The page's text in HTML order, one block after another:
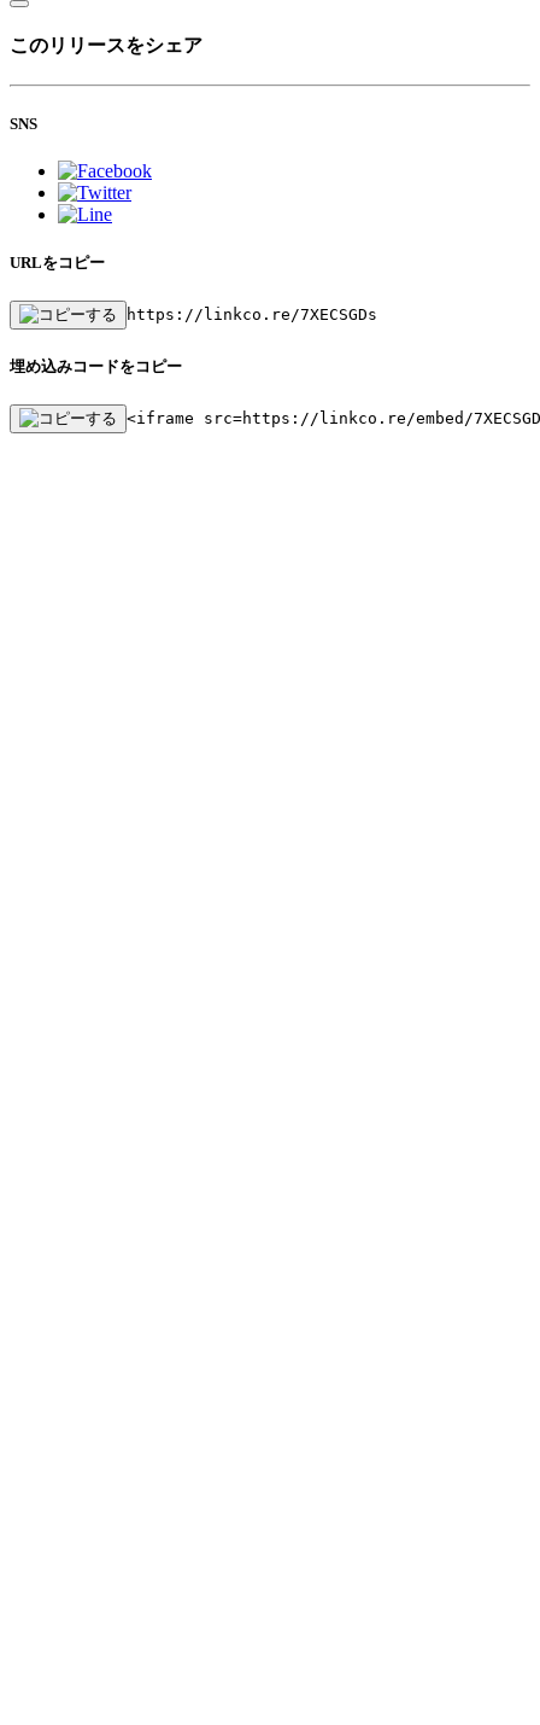
このリリースをシェア
SNS
URLをコピー
https://linkco.re/7XECSGDs
埋め込みコードをコピー
<iframe src=https://linkco.re/embed/